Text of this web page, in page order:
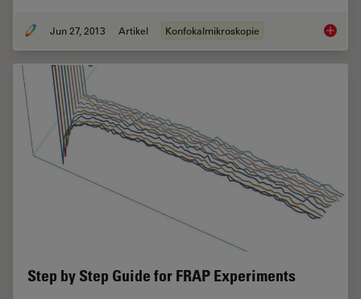
Jun 27, 2013 Artikel Konfokalmikroskopie
Step by Step Guide for FRAP Experiments